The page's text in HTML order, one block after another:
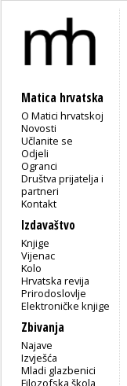
Matica hrvatska
O Matici hrvatskoj
Novosti
Učlanite se
Odjeli
Ogranci
Društva prijatelja i
partneri
Kontakt
Izdavaštvo
Knjige
Vijenac
Kolo
Hrvatska revija
Prirodoslovlje
Elektroničke knjige
Zbivanja
Najave
Izvješća
Mladi glazbenici
Filozofska škola